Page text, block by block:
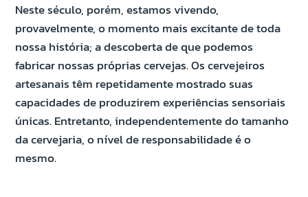
Neste século, porém, estamos vivendo,
provavelmente, o momento mais excitante de toda
nossa história; a descoberta de que podemos
fabricar nossas próprias cervejas. Os cervejeiros
artesanais têm repetidamente mostrado suas
capacidades de produzirem experiências sensoriais
únicas. Entretanto, independentemente do tamanho
da cervejaria, o nível de responsabilidade é o
mesmo.